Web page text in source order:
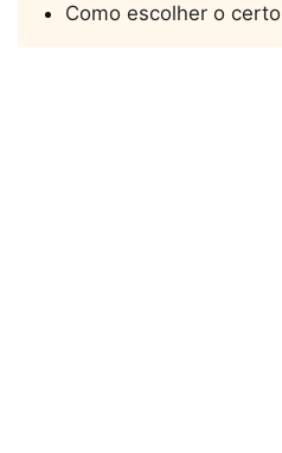
Como escolher o certo